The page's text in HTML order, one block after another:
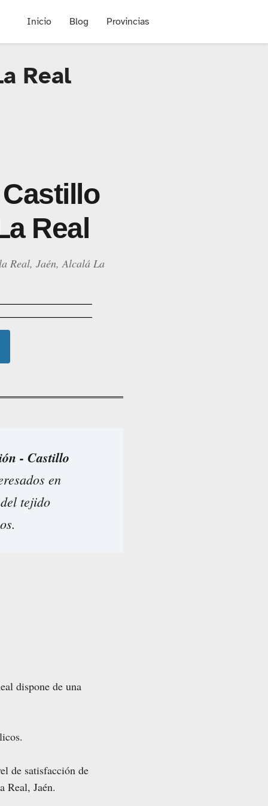
Inicio Blog Provincias
Real
Real
Real, Jaén, Alcalá La
- Castillo
en
tejido
dispone de una
de satisfacción de
Real, Jaén.